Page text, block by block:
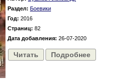
Раздел: Боевики
Год: 2016
Страниц: 82
Дата добавления: 26-07-2020
Читать Подробнее